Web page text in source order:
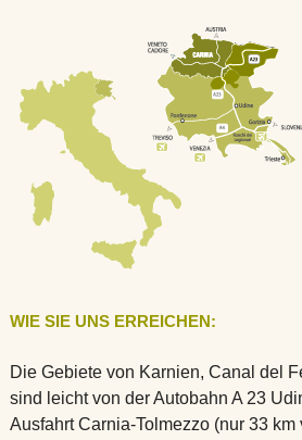
WIE SIE UNS ERREICHEN:
Die Gebiete von Karnien, Canal del
sind leicht von der Autobahn A 23
Ausfahrt Carnia-Tolmezzo (nur 33 km